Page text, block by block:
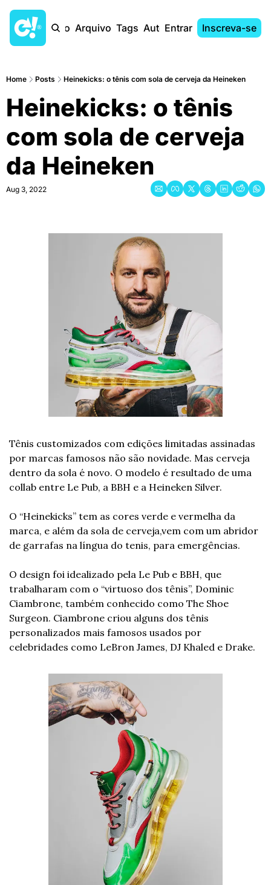
Início Arquivo Tags AutoresEntrar Inscreva-se
Home Posts Heinekicks: o tênis com sola de cerveja da Heineken
Heinekicks: o tênis
com sola de cerveja
da Heineken
Aug 3, 2022
Tênis customizados com edições limitadas assinadas
por marcas famosos não são novidade. Mas cerveja
dentro da sola é novo. O modelo é resultado de uma
collab entre Le Pub, a BBH e a Heineken Silver.
O “Heinekicks” tem as cores verde e vermelha da
marca, e além da sola de cerveja,vem com um abridor
de garrafas na língua do tenis, para emergências.
O design foi idealizado pela Le Pub e BBH, que
trabalharam com o “virtuoso dos tênis”, Dominic
Ciambrone, também conhecido como The Shoe
Surgeon. Ciambrone criou alguns dos tênis
personalizados mais famosos usados ​​por
celebridades como LeBron James, DJ Khaled e Drake.